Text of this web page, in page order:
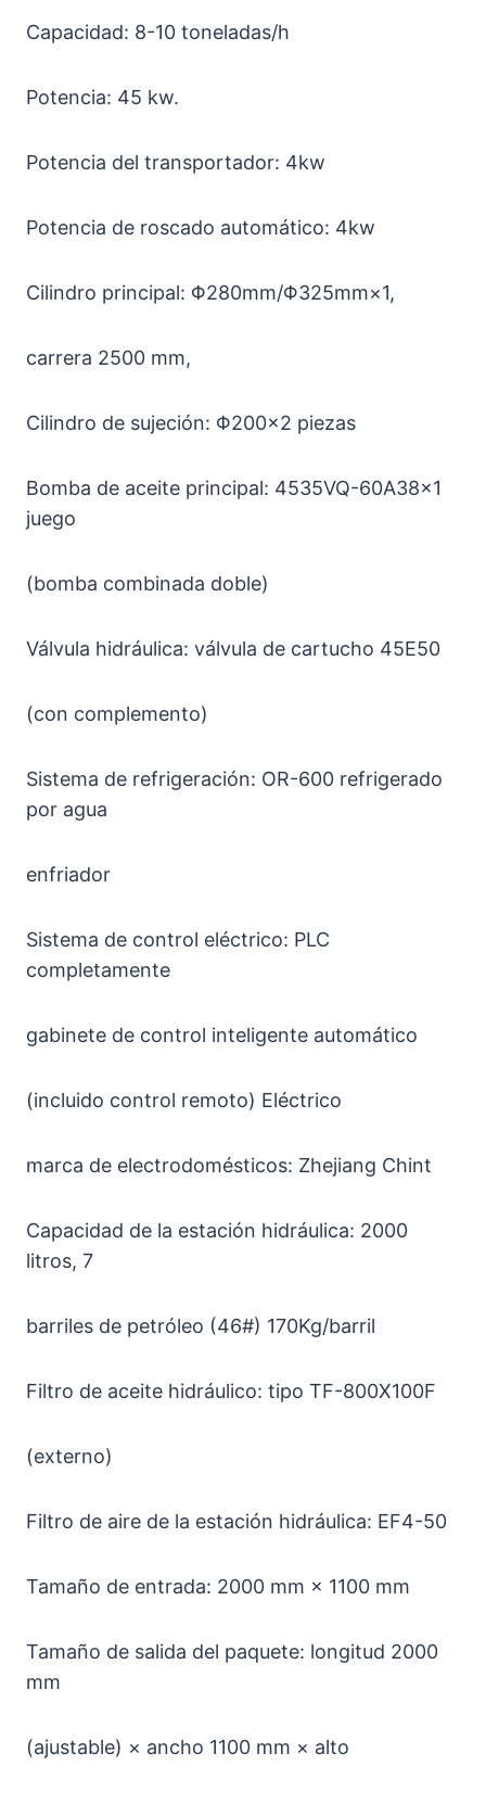
Capacidad: 8-10 toneladas/h
Potencia: 45 kw.
Potencia del transportador: 4kw
Potencia de roscado automático: 4kw
Cilindro principal: Φ280mm/Φ325mm×1,
carrera 2500 mm,
Cilindro de sujeción: Φ200×2 piezas
Bomba de aceite principal: 4535VQ-60A38×1
juego
(bomba combinada doble)
Válvula hidráulica: válvula de cartucho 45E50
(con complemento)
Sistema de refrigeración: OR-600 refrigerado
por agua
enfriador
Sistema de control eléctrico: PLC
completamente
gabinete de control inteligente automático
(incluido control remoto) Eléctrico
marca de electrodomésticos: Zhejiang Chint
Capacidad de la estación hidráulica: 2000
litros, 7
barriles de petróleo (46#) 170Kg/barril
Filtro de aceite hidráulico: tipo TF-800X100F
(externo)
Filtro de aire de la estación hidráulica: EF4-50
Tamaño de entrada: 2000 mm × 1100 mm
Tamaño de salida del paquete: longitud 2000
mm
(ajustable) × ancho 1100 mm × alto